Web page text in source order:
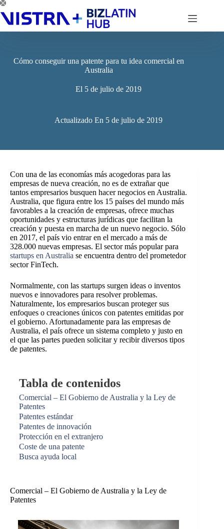
Saltar
al
contenido
Cómo conseguir una patente para tu idea comercial en
Australia
El 5 de julio de 2019
Actualizado En 5 de julio de 2019
Con una de las economías más acogedoras para las
empresas de nueva creación, no es de extrañar que
tantos empresarios busquen hacer negocios en Australia.
Australia, que figura entre los 15 países del mundo más
favorables a la creación de empresas, ofrece muchas
oportunidades y estructuras jurídicas que facilitan la
creación y puesta en marcha de un nuevo negocio. Sólo
en 2017, el país vio entrar en el mercado a más de
328.000 nuevas empresas. El sector más popular para
startups en Australia se encuentra dentro del prometedor
sector FinTech.
Normalmente, con las startups surgen ideas o inventos
nuevos e innovadores para resolver problemas.
Naturalmente, los empresarios buscan proteger sus
enfoques o creaciones únicos con patentes emitidas por
el gobierno. Afortunadamente para las empresas de
Australia, el país ofrece un sistema completo y justo en
el que las partes pueden solicitar y recibir diversos tipos
de patentes.
Tabla de contenidos
Comercial – El Gobierno de Australia y la Ley de
Patentes
Patentes estándar
Patentes de innovación
Protección en el extranjero
Coste de una patente
Busca ayuda local
Comercial – El Gobierno de Australia y la Ley de
Patentes